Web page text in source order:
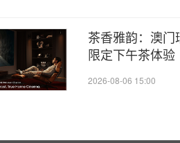
茶香雅韵：澳
限定下午茶体验
2026-08-06 15:00